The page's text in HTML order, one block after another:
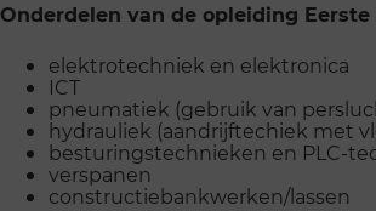
Onderdelen van de opleiding
elektrotechniek en elektronica
ICT
pneumatiek (gebruik van
hydrauliek (aandrijftechiek met
besturingstechnieken en PLC-
verspanen
constructiebankwerken/lassen